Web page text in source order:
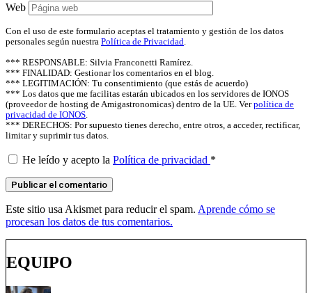
Web
Con el uso de este formulario aceptas el tratamiento y gestión de los datos
personales según nuestra Política de Privacidad
*** RESPONSABLE: Silvia Franconetti Ramírez.
*** FINALIDAD: Gestionar los comentarios en el blog.
*** LEGITIMACIÓN: Tu consentimiento (que estás de acuerdo)
*** Los datos que me facilitas estarán ubicados en los servidores de IONOS
(proveedor de hosting de Amigastronomicas) dentro de la UE. Verpolítica de
privacidad de IONOS
*** DERECHOS: Por supuesto tienes derecho, entre otros, a acceder, rectificar,
limitar y suprimir tus datos.
He leído y acepto la Política de privacidad *
Este sitio usa Akismet para reducir el spam. Aprende cómo se
procesan los datos de tus comentarios.
EQUIPO